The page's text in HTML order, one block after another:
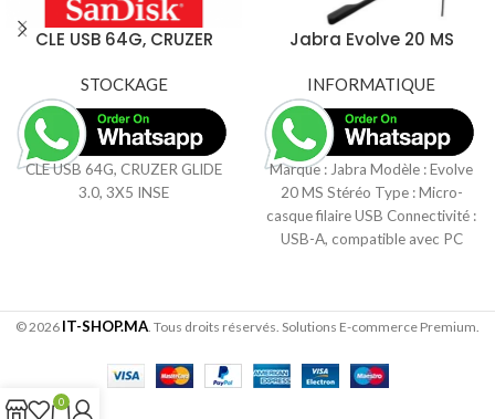
CLE USB 64G, CRUZER
STOCKAGE
CLE USB 64G, CRUZER GLIDE
3.0, 3X5 INSE
Jabra Evolve 20 MS
filaire USB
INFORMATIQUE
Marque : Jabra Modèle : Evolve
20 MS Stéréo Type : Micro-
casque filaire USB Connectivité :
USB-A, compatible avec PC
© 2026 IT-SHOP.MA. Tous droits réservés. Solutions E-commerce Premium.
0